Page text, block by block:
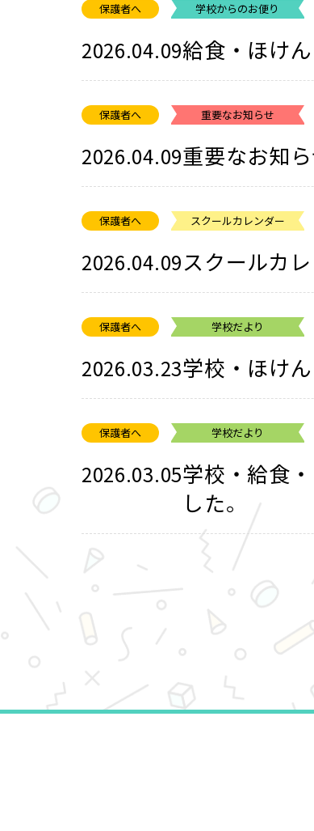
保護者へ 学校からのお便り
2026.04.09給食・ほけ
保護者へ 重要なお知らせ
2026.04.09重要なお知
保護者へ スクールカレンダー
2026.04.09スクールカ
保護者へ 学校だより
2026.03.23学校・ほけ
保護者へ 学校だより
2026.03.05学校・給食
した。